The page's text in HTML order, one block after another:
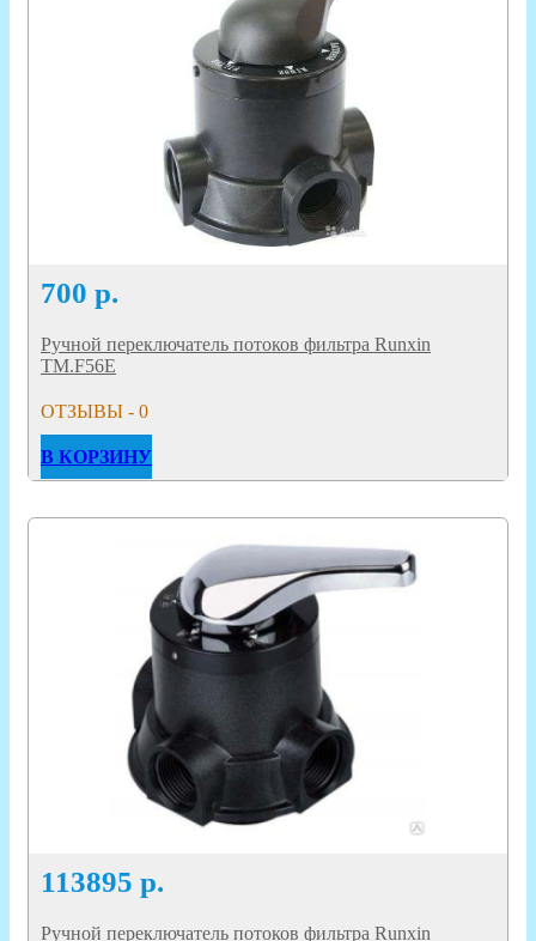
700 р.
Ручной переключатель потоков фильтра Runxin
TM.F56Е
ОТЗЫВЫ - 0
В КОРЗИНУ
113895 р.
Ручной переключатель потоков фильтра Runxin